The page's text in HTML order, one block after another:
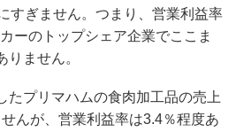
すぎません。つまり、営業利益率
ーのトップシェア企業でここま
りません。
たプリマハムの食肉加工品の売上
んが、営業利益率は3.4％程度あ